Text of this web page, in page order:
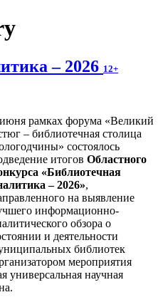
– 2026 12+
рамках форума «Великий
– библиотечная столица
состоялось
итогов Областного
«Библиотечная
– 2026»,
на выявление
информационно-
обзора о
и деятельности
библиотек
мероприятия
универсальная научная